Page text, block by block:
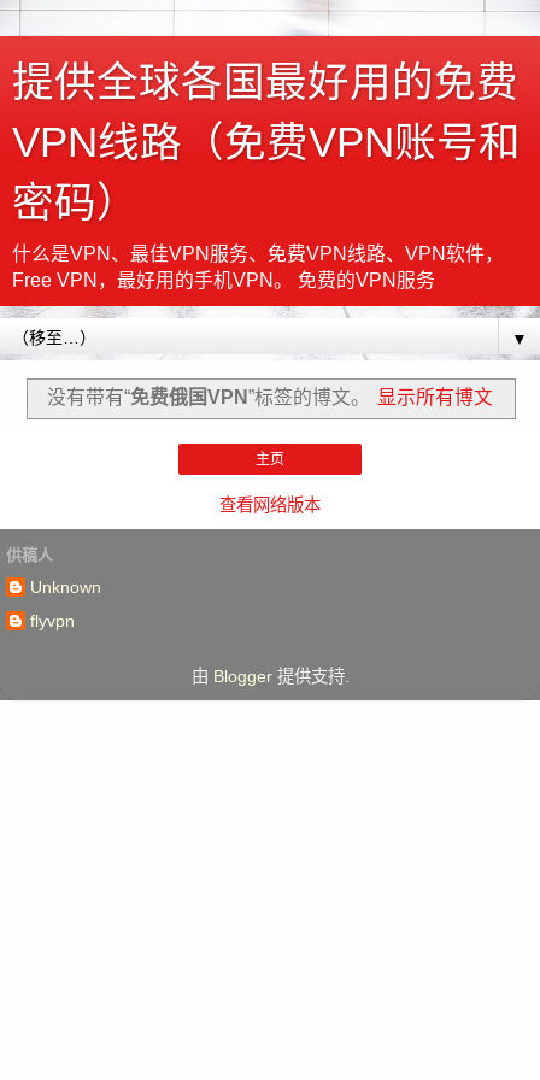
提供全球各国最好用的免费
VPN线路（免费VPN账号和
密码）
什么是VPN、最佳VPN服务、免费VPN线路、VPN软件，
Free VPN，最好用的手机VPN。 免费的VPN服务
▼
没有带有“免费俄国VPN”标签的博文。 显示所有博文
主页
查看网络版本
供稿人
Unknown
flyvpn
由 Blogger提供支持.